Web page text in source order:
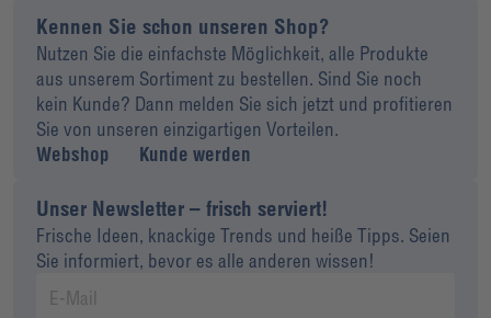
Kennen Sie schon unseren Shop?
Nutzen Sie die einfachste Möglichkeit, alle Produkte
aus unserem Sortiment zu bestellen. Sind Sie noch
kein Kunde? Dann melden Sie sich jetzt und profitieren
Sie von unseren einzigartigen Vorteilen.
Webshop
Kunde werden
Unser Newsletter – frisch serviert!
Frische Ideen, knackige Trends und heiße Tipps. Seien
Sie informiert, bevor es alle anderen wissen!